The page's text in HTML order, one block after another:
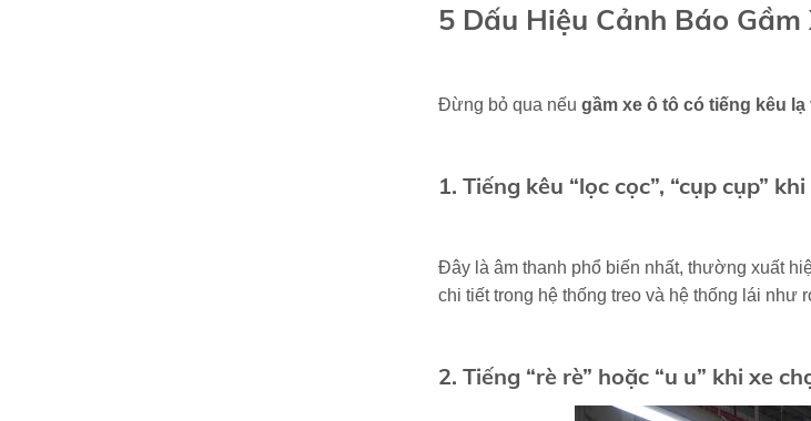
5 Dấu Hiệu Cảnh Báo
Đừng bỏ qua nếu gầm xe ô tô có tiếng kêu lạ
1. Tiếng kêu “lọc cọc”, “cụp cụp”
Đây là âm thanh phổ biến nhất, thường xuất
chi tiết trong hệ thống treo và hệ thống lái như
2. Tiếng “rè rè” hoặc “u u” khi xe